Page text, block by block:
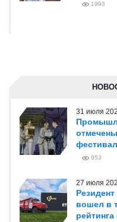
1993
31 июля
953
27 июля
вошел в
рейтинга